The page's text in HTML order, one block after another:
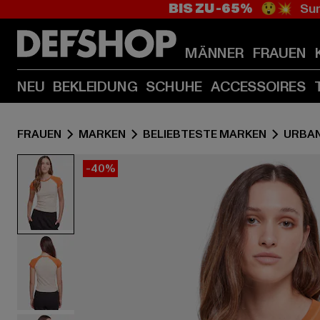
BIS ZU -65% 😲💥
MÄNNER FRAUEN
NEU BEKLEIDUNG SCHUHE ACCESSOIRES
FRAUEN MARKEN BELIEBTESTE MARKEN
-40%